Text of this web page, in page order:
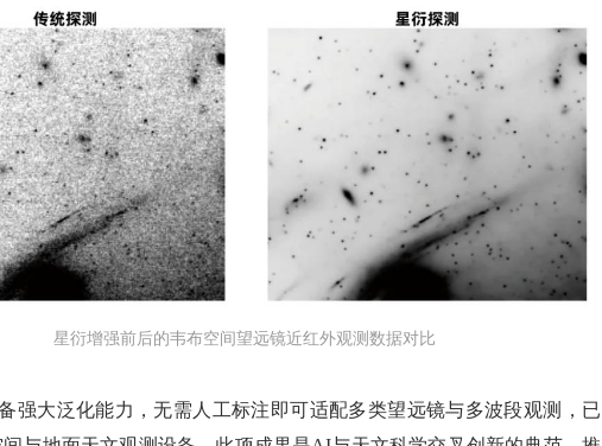
星衍增强前后的韦布空间望远镜近红外观测数据对比
强大泛化能力，无需人工标注即可适配多类望远镜与多波段观测，已